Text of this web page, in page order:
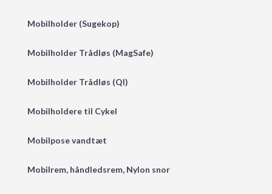
Mobilholder (Sugekop)
Mobilholder Trådløs (MagSafe)
Mobilholder Trådløs (QI)
Mobilholdere til Cykel
Mobilpose vandtæt
Mobilrem, håndledsrem, Nylon snor